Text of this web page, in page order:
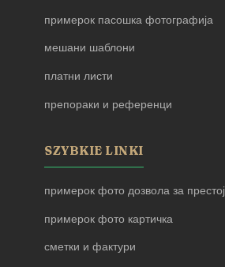
примерок пасошка фотографија
мешани шаблони
платни листи
препораки и референци
SZYBKIE LINKI
примерок фото дозвола за престој
примерок фото картичка
сметки и фактури